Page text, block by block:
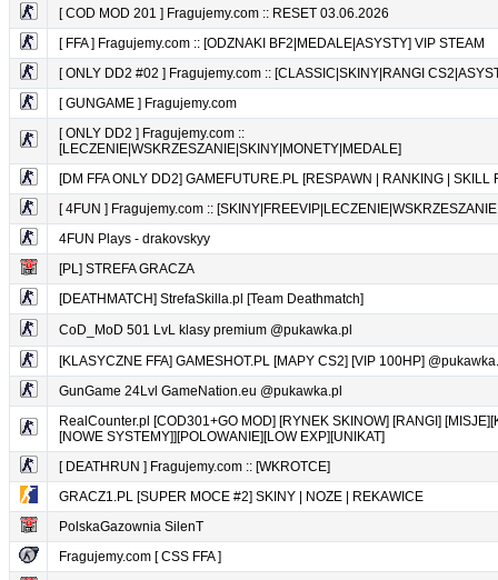
[ COD MOD 201 ] Fragujemy.com :: RESET 03.06.2026
[ FFA ] Fragujemy.com :: [ODZNAKI BF2|MEDALE|ASYSTY] VIP STEAM
[ ONLY DD2 #02 ] Fragujemy.com :: [CLASSIC|SKINY|RANGI
[ GUNGAME ] Fragujemy.com
[ ONLY DD2 ] Fragujemy.com ::
[LECZENIE|WSKRZESZANIE|SKINY|MONETY|MEDALE]
[DM FFA ONLY DD2] GAMEFUTURE.PL [RESPAWN | RANKING | SKILL
[ 4FUN ] Fragujemy.com ::
4FUN Plays - drakovskyy
[PL] STREFA GRACZA
[DEATHMATCH] StrefaSkilla.pl [Team Deathmatch]
CoD_MoD 501 LvL klasy premium @pukawka.pl
[KLASYCZNE FFA] GAMESHOT.PL [MAPY CS2] [VIP 100HP]
GunGame 24Lvl GameNation.eu @pukawka.pl
RealCounter.pl [COD301+GO MOD] [RYNEK SKINOW] [RANGI]
[NOWE SYSTEMY]][POLOWANIE][LOW EXP][UNIKAT]
[ DEATHRUN ] Fragujemy.com :: [WKROTCE]
GRACZ1.PL [SUPER MOCE #2] SKINY | NOZE | REKAWICE
PolskaGazownia SilenT
Fragujemy.com [ CSS FFA ]